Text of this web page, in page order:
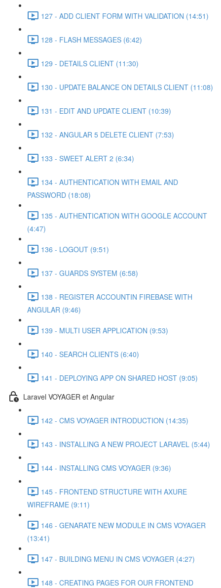
127 - ADD CLIENT FORM WITH VALIDATION (14:51)
128 - FLASH MESSAGES (6:42)
129 - DETAILS CLIENT (11:30)
130 - UPDATE BALANCE ON DETAILS CLIENT (11:08)
131 - EDIT AND UPDATE CLIENT (10:39)
132 - ANGULAR 5 DELETE CLIENT (7:53)
133 - SWEET ALERT 2 (6:34)
134 - AUTHENTICATION WITH EMAIL AND
PASSWORD (18:08)
135 - AUTHENTICATION WITH GOOGLE ACCOUNT
(4:47)
136 - LOGOUT (9:51)
137 - GUARDS SYSTEM (6:58)
138 - REGISTER ACCOUNTIN FIREBASE WITH
ANGULAR (9:46)
139 - MULTI USER APPLICATION (9:53)
140 - SEARCH CLIENTS (6:40)
141 - DEPLOYING APP ON SHARED HOST (9:05)
Laravel VOYAGER et Angular
142 - CMS VOYAGER INTRODUCTION (14:35)
143 - INSTALLING A NEW PROJECT LARAVEL (5:44)
144 - INSTALLING CMS VOYAGER (9:36)
145 - FRONTEND STRUCTURE WITH AXURE
WIREFRAME (9:11)
146 - GENARATE NEW MODULE IN CMS VOYAGER
(13:41)
147 - BUILDING MENU IN CMS VOYAGER (4:27)
148 - CREATING PAGES FOR OUR FRONTEND